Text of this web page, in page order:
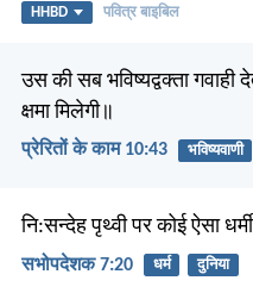
HHBD पवित्र बाइबिल
उस की सब भविष्यद्वक्ता गवाही
क्षमा मिलेगी॥
प्रेरितों के काम 10:43 भविष्यवाणी
नि:सन्देह पृथ्वी पर कोई ऐसा
सभोपदेशक 7:20 धर्म दुनिया